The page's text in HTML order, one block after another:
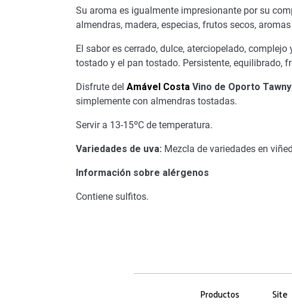
Su aroma es igualmente impresionante por su
almendras, madera, especias, frutos secos,
El sabor es cerrado, dulce, aterciopelado,
tostado y el pan tostado. Persistente, equilibrado,
Disfrute del Amável Costa Vino de Oporto
simplemente con almendras tostadas.
Servir a 13-15ºC de temperatura.
Variedades de uva: Mezcla de variedades en
Información sobre alérgenos
Contiene sulfitos.
Productos Site